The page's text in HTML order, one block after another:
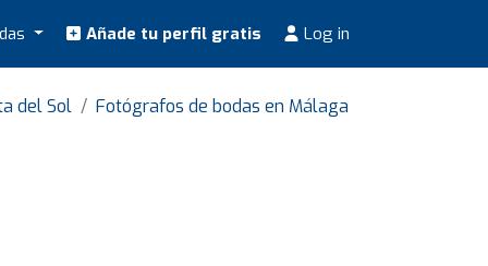
Añade tu perfil gratis Log in
del Sol Fotógrafos de bodas en Málaga